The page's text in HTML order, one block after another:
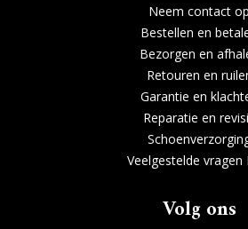
Neem contact op
Bestellen en
Bezorgen en
Retouren en
Garantie en
Reparatie en
Veelgestelde vragen
Volg ons